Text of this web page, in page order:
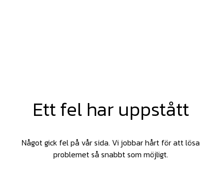
Ett fel har uppstått
Något gick fel på vår sida. Vi jobbar hårt för att lösa
problemet så snabbt som möjligt.